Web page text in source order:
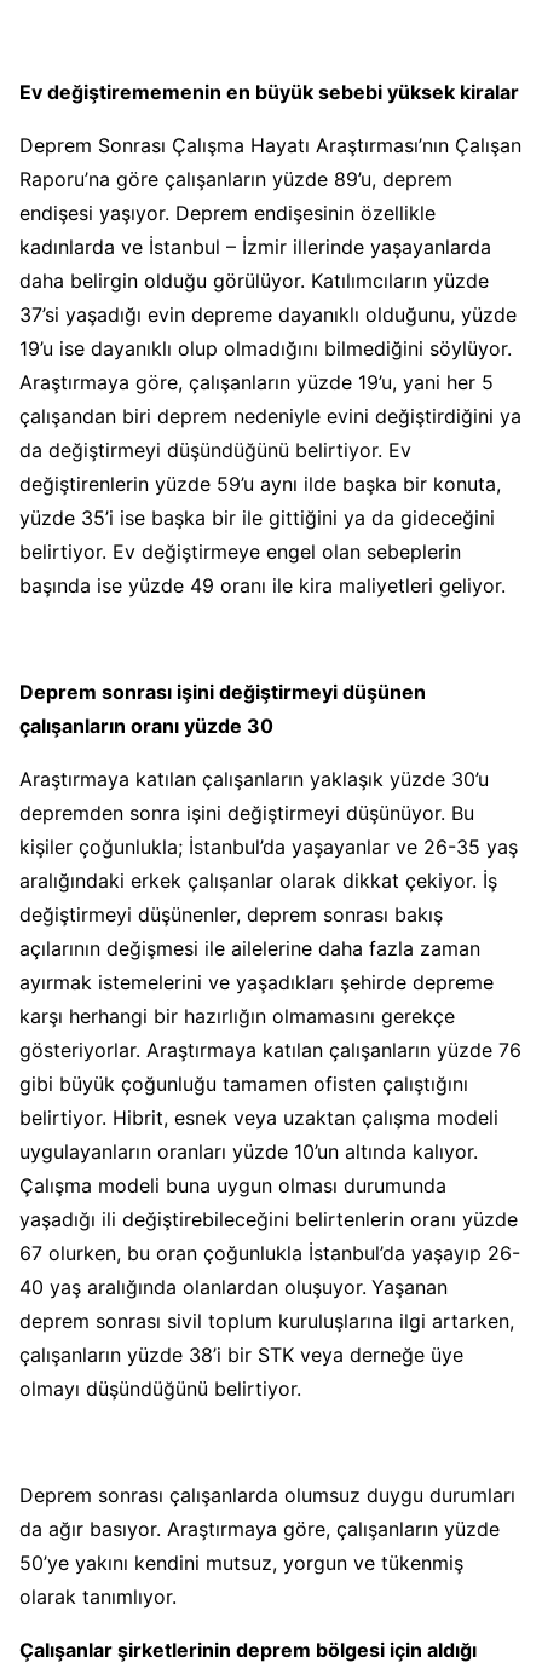
Ev değiştirememenin en büyük sebebi yüksek kiralar
Deprem Sonrası Çalışma Hayatı Araştırması’nın Çalışan
Raporu’na göre çalışanların yüzde 89’u, deprem
endişesi yaşıyor. Deprem endişesinin özellikle
kadınlarda ve İstanbul – İzmir illerinde yaşayanlarda
daha belirgin olduğu görülüyor. Katılımcıların yüzde
37’si yaşadığı evin depreme dayanıklı olduğunu, yüzde
19’u ise dayanıklı olup olmadığını bilmediğini söylüyor.
Araştırmaya göre, çalışanların yüzde 19’u, yani her 5
çalışandan biri deprem nedeniyle evini değiştirdiğini ya
da değiştirmeyi düşündüğünü belirtiyor. Ev
değiştirenlerin yüzde 59’u aynı ilde başka bir konuta,
yüzde 35’i ise başka bir ile gittiğini ya da gideceğini
belirtiyor. Ev değiştirmeye engel olan sebeplerin
başında ise yüzde 49 oranı ile kira maliyetleri geliyor.
Deprem sonrası işini değiştirmeyi düşünen
çalışanların oranı yüzde 30
Araştırmaya katılan çalışanların yaklaşık yüzde 30’u
depremden sonra işini değiştirmeyi düşünüyor. Bu
kişiler çoğunlukla; İstanbul’da yaşayanlar ve 26-35 yaş
aralığındaki erkek çalışanlar olarak dikkat çekiyor. İş
değiştirmeyi düşünenler, deprem sonrası bakış
açılarının değişmesi ile ailelerine daha fazla zaman
ayırmak istemelerini ve yaşadıkları şehirde depreme
karşı herhangi bir hazırlığın olmamasını gerekçe
gösteriyorlar. Araştırmaya katılan çalışanların yüzde 76
gibi büyük çoğunluğu tamamen ofisten çalıştığını
belirtiyor. Hibrit, esnek veya uzaktan çalışma modeli
uygulayanların oranları yüzde 10’un altında kalıyor.
Çalışma modeli buna uygun olması durumunda
yaşadığı ili değiştirebileceğini belirtenlerin oranı yüzde
67 olurken, bu oran çoğunlukla İstanbul’da yaşayıp 26-
40 yaş aralığında olanlardan oluşuyor. Yaşanan
deprem sonrası sivil toplum kuruluşlarına ilgi artarken,
çalışanların yüzde 38’i bir STK veya derneğe üye
olmayı düşündüğünü belirtiyor.
Deprem sonrası çalışanlarda olumsuz duygu durumları
da ağır basıyor. Araştırmaya göre, çalışanların yüzde
50’ye yakını kendini mutsuz, yorgun ve tükenmiş
olarak tanımlıyor.
Çalışanlar şirketlerinin deprem bölgesi için aldığı